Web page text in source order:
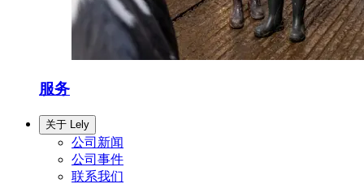
服务
关于 Lely
公司新闻
公司事件
联系我们